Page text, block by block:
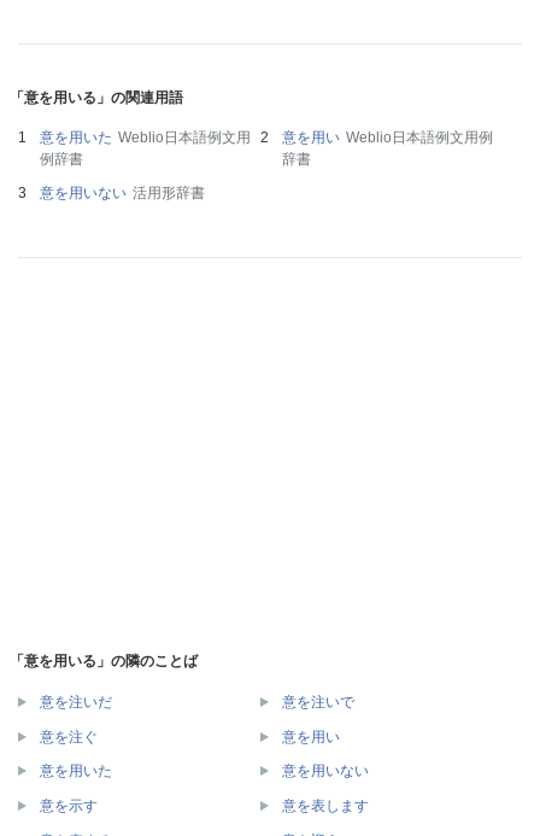
「意を用いる」の関連用語
意を用いた Weblio日本語例文用
例辞書
意を用い Weblio日本語例文用例
辞書
意を用いない 活用形辞書
「意を用いる」の隣のことば
意を注いだ 意を注いで
意を注ぐ 意を用い
意を用いた 意を用いない
意を示す 意を表します